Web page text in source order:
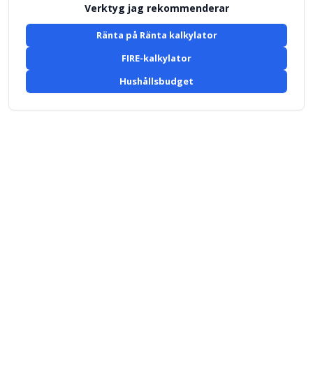
Verktyg jag rekommenderar
Ränta på Ränta kalkylator
FIRE-kalkylator
Hushållsbudget